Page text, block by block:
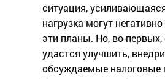
ситуация,
нагрузка могут
эти планы. Но, во-
удастся улучшить,
обсуждаемые налоговые